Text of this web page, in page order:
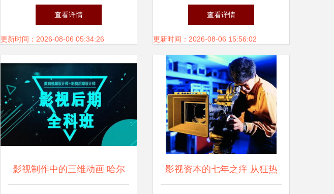
价单
查看详情
更新时间：2026-08-06 05:34:26
内领先供应商的创新之路
查看详情
更新时间：2026-08-06 15:56:02
影视制作中的三维动画 哈尔 影视资本的七年之痒 从狂热